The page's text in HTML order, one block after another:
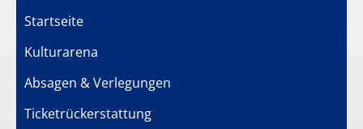
Startseite
Kulturarena
Absagen & Verlegungen
Ticketrückerstattung